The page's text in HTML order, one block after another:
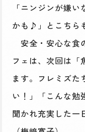
「ニンジンが嫌
かも♪」とこちら
安全・安心な食
フェは、次回は「
ます。フレミズた
い！」「こんな勉
聞かれ充実した一